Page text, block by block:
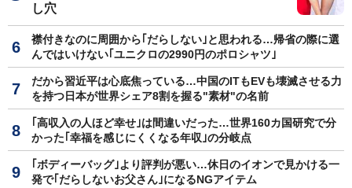
し穴
襟付きなのに周囲から｢だらしない｣と思われる…帰省の際に選
んではいけない｢ユニクロの2990円のポロシャツ｣
だから習近平は心底焦っている…中国のITもEVも壊滅させる力
を持つ日本が世界シェア8割を握る"素材"の名前
｢高収入の人ほど幸せ｣は間違いだった…世界160カ国研究で分
かった｢幸福を感じにくくなる年収｣の分岐点
｢ボディーバッグ｣より評判が悪い…休日のイオンで見かける一
発で｢だらしないお父さん｣になるNGアイテム